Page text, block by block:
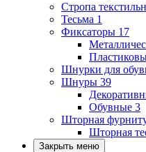
Стропа
Тесьма 1
Фиксаторы 17
Шнурки для
Шнуры 39
Обувные 3
Шторная
Шторная
Закрыть меню